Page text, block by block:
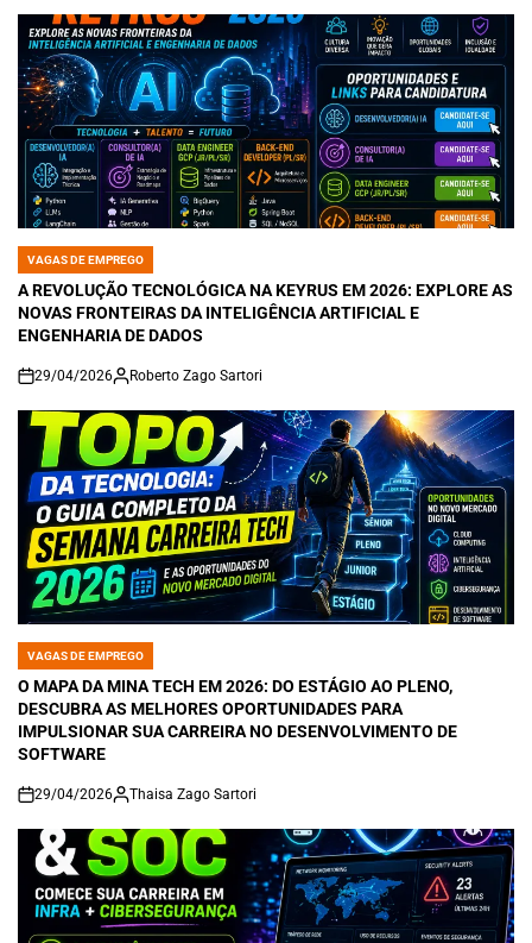
POSTED
IN
VAGAS DE EMPREGO
A REVOLUÇÃO TECNOLÓGICA NA KEYRUS EM 2026: EXPLORE AS
NOVAS FRONTEIRAS DA INTELIGÊNCIA ARTIFICIAL E
ENGENHARIA DE DADOS
on
29/04/2026 Roberto Zago Sartori
POSTED
IN
VAGAS DE EMPREGO
O MAPA DA MINA TECH EM 2026: DO ESTÁGIO AO PLENO,
DESCUBRA AS MELHORES OPORTUNIDADES PARA
IMPULSIONAR SUA CARREIRA NO DESENVOLVIMENTO DE
SOFTWARE
on
29/04/2026 Thaisa Zago Sartori